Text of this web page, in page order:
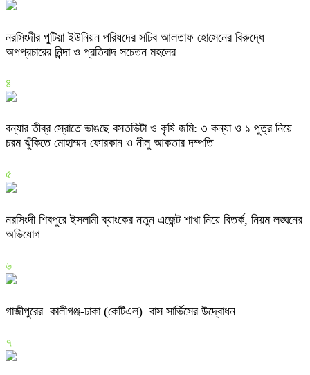
নরসিংদীর পুটিয়া ইউনিয়ন পরিষদের সচিব আলতাফ হোসেনের বিরুদ্ধে
অপপ্রচারের নিন্দা ও প্রতিবাদ সচেতন মহলের
৪
বন্যার তীব্র স্রোতে ভাঙছে বসতভিটা ও কৃষি জমি: ৩ কন্যা ও ১ পুত্র নিয়ে
চরম ঝুঁকিতে মোহাম্মদ ফোরকান ও নীলু আকতার দম্পতি
৫
নরসিংদী শিবপুরে ইসলামী ব্যাংকের নতুন এজেন্ট শাখা নিয়ে বিতর্ক, নিয়ম লঙ্ঘনের
অভিযোগ
৬
গাজীপুরের কালীগঞ্জ-ঢাকা (কেটিএল) বাস সার্ভিসের উদ্বোধন
৭